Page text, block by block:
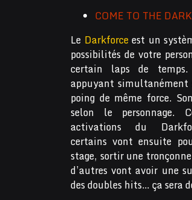
COME TO THE
Le Darkforceest un
possibilités de votre
certain laps de
appuyant
poing de même force.
selon le personnage.
activations du
certains vont ensuite
stage, sortir une
d’autres vont avoir une
des doubles hits… ça sera